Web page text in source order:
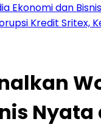
Ekonomi dan Bisnis
Kredit Sritex,